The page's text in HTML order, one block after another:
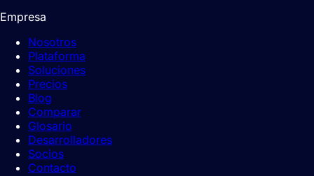
Empresa
Nosotros
Plataforma
Soluciones
Precios
Blog
Comparar
Glosario
Desarrolladores
Socios
Contacto